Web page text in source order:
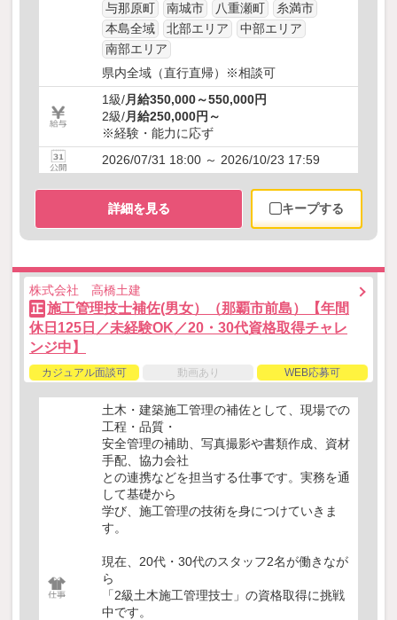
与那原町
南城市 八重瀬町
糸満市
本島全域
北部エリア
中部エリア
南部エリア
県内全域（直行直帰）※相談可
1級/月給350,000～550,000円
2級/月給250,000円～
※経験・能力に応ず
2026/07/31 18:00 ～ 2026/10/23 17:59
詳細を見る キープする
株式会社 高橋土建
正 施工管理技士補佐(男女）（那覇市前島）【年間
休日125日／未経験OK／20・30代資格取得チャレ
ンジ中】
カジュアル面談可 動画あり WEB応募可
土木・建築施工管理の補佐として、現場での
工程・品質・
安全管理の補助、写真撮影や書類作成、資材
手配、協力会社
との連携などを担当する仕事です。実務を通
して基礎から
学び、施工管理の技術を身につけていきま
す。
現在、20代・30代のスタッフ2名が働きなが
ら
「2級土木施工管理技士」の資格取得に挑戦
中です。